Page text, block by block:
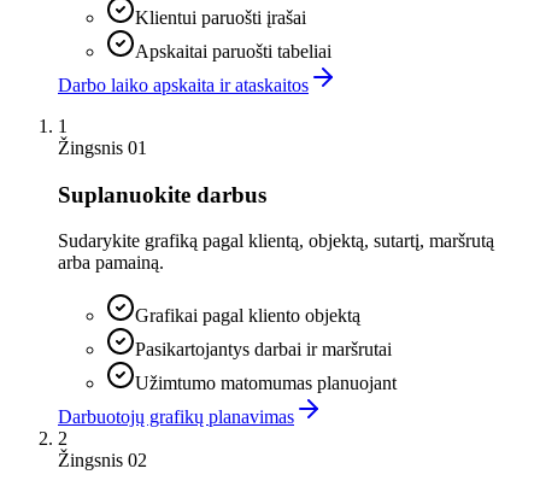
Klientui paruošti įrašai
Apskaitai paruošti tabeliai
Darbo laiko apskaita ir ataskaitos
1
Žingsnis 01
Suplanuokite darbus
Sudarykite grafiką pagal klientą, objektą, sutartį, maršrutą
arba pamainą.
Grafikai pagal kliento objektą
Pasikartojantys darbai ir maršrutai
Užimtumo matomumas planuojant
Darbuotojų grafikų planavimas
2
Žingsnis 02